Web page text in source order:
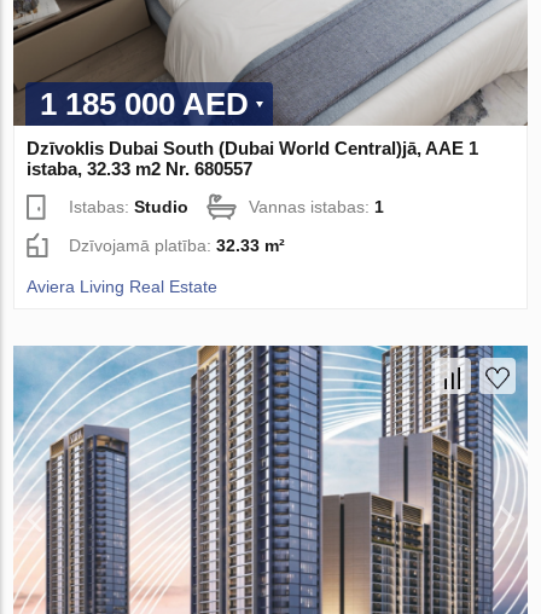
1 185 000 AED
Dzīvoklis Dubai South (Dubai World Central)jā, AAE 1
istaba, 32.33 m2 Nr. 680557
Istabas:Studio Vannas istabas:1
Dzīvojamā platība:32.33 m²
Aviera Living Real Estate